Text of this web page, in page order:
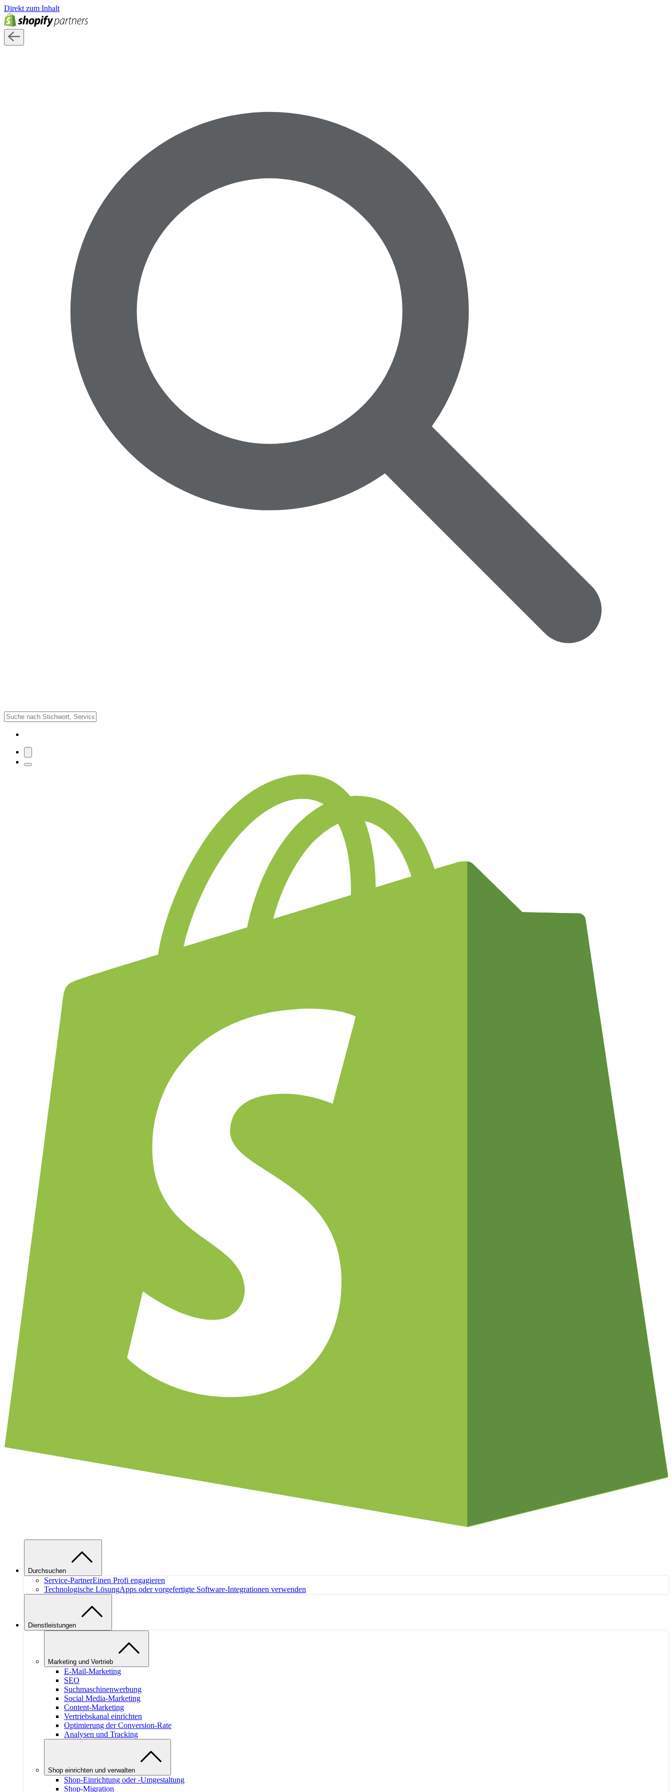
Direkt zum Inhalt
Durchsuchen
Service-PartnerEinen Profi engagieren
Technologische LösungApps oder vorgefertigte Software-Integrationen verwenden
Dienstleistungen
Marketing und Vertrieb
E-Mail-Marketing
SEO
Suchmaschinenwerbung
Social Media-Marketing
Content-Marketing
Vertriebskanal einrichten
Optimierung der Conversion-Rate
Analysen und Tracking
Shop einrichten und verwalten
Shop-Einrichtung oder -Umgestaltung
Shop-Migration